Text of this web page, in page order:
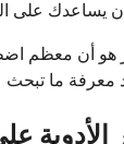
أن معظم
الأدوية